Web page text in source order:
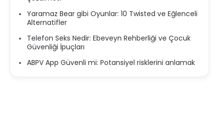
Yaramaz Bear gibi Oyunlar: 10 Twisted ve Eğlenceli
Alternatifler
Telefon Seks Nedir: Ebeveyn Rehberliği ve Çocuk
Güvenliği İpuçları
ABPV App Güvenli mi: Potansiyel risklerini anlamak